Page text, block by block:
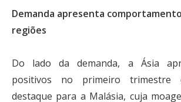
Demanda apresenta
regiões
Do lado da demanda, a Ásia
positivos no primeiro trimestre
destaque para a Malásia, cuja